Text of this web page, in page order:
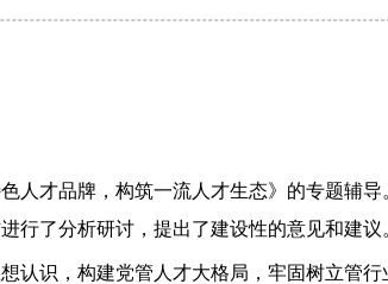
人才品牌，构筑一流人才生态》的专题辅
行了分析研讨，提出了建设性的意见和建议
认识，构建党管人才大格局，牢固树立管